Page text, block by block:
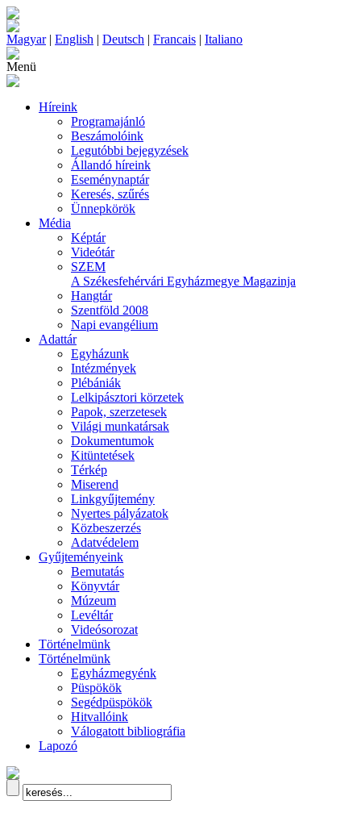
Magyar| English | Deutsch | Francais | Italiano
Menü
Híreink
Programajánló
Beszámolóink
Legutóbbi bejegyzések
Állandó híreink
Eseménynaptár
Keresés, szűrés
Ünnepkörök
Média
Képtár
Videótár
SZEM
A Székesfehérvári Egyházmegye Magazinja
Hangtár
Szentföld 2008
Napi evangélium
Adattár
Egyházunk
Intézmények
Plébániák
Lelkipásztori körzetek
Papok, szerzetesek
Világi munkatársak
Dokumentumok
Kitüntetések
Térkép
Miserend
Linkgyűjtemény
Nyertes pályázatok
Közbeszerzés
Adatvédelem
Gyűjteményeink
Bemutatás
Könyvtár
Múzeum
Levéltár
Videósorozat
Történelmünk
Történelmünk
Egyházmegyénk
Püspökök
Segédpüspökök
Hitvallóink
Válogatott bibliográfia
Lapozó